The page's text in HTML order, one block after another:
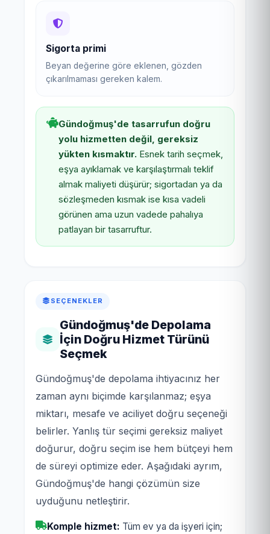
Sigorta primi
Beyan değerine göre eklenen, gözden
çıkarılmaması gereken kalem.
Gündoğmuş'de tasarrufun doğru
yolu hizmetten değil, gereksiz
yükten kısmaktır. Esnek tarih seçmek,
eşya ayıklamak ve karşılaştırmalı teklif
almak maliyeti düşürür; sigortadan ya da
sözleşmeden kısmak ise kısa vadeli
görünen ama uzun vadede pahalıya
patlayan bir tasarruftur.
SEÇENEKLER
Gündoğmuş'de Depolama
İçin Doğru Hizmet Türünü
Seçmek
Gündoğmuş'de depolama ihtiyacınız her
zaman aynı biçimde karşılanmaz; eşya
miktarı, mesafe ve aciliyet doğru seçeneği
belirler. Yanlış tür seçimi gereksiz maliyet
doğurur, doğru seçim ise hem bütçeyi hem
de süreyi optimize eder. Aşağıdaki ayrım,
Gündoğmuş'de hangi çözümün size
uyduğunu netleştirir.
Komple hizmet: Tüm ev ya da işyeri için;